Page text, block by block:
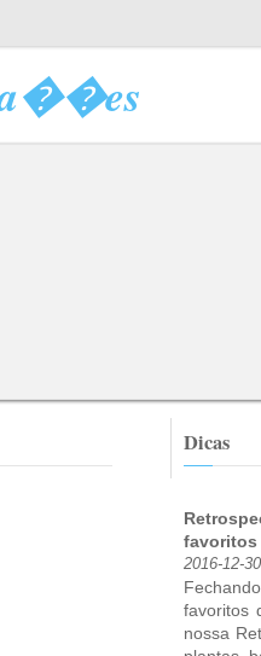
Dicas
favoritos
2016-12-
fa­vo­ritos
nossa